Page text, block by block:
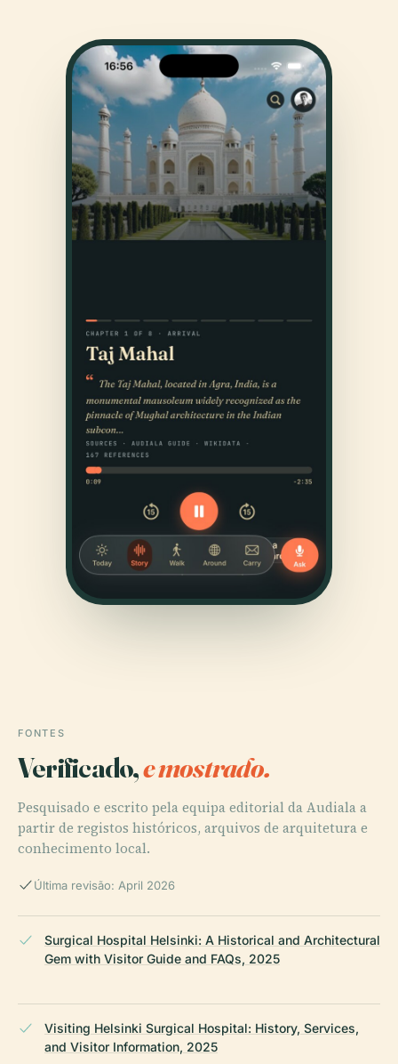
FONTES
Verificado,e mostrado.
Pesquisado e escrito pela equipa editorial da Audiala a
partir de registos históricos, arquivos de arquitetura e
conhecimento local.
Última revisão: April 2026
Surgical Hospital Helsinki: A Historical and Architectural
Gem with Visitor Guide and FAQs, 2025
Visiting Helsinki Surgical Hospital: History, Services,
and Visitor Information, 2025